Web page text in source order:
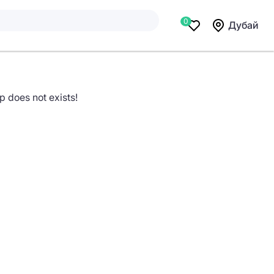
0 Дубай
does not exists!